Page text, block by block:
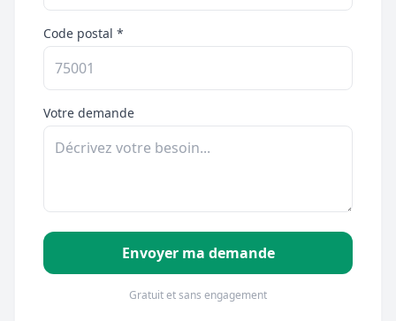
Code postal *
Votre demande
Envoyer ma demande
Gratuit et sans engagement